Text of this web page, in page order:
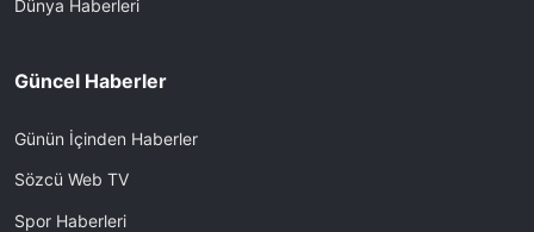
Dünya Haberleri
Güncel Haberler
Günün İçinden Haberler
Sözcü Web TV
Spor Haberleri